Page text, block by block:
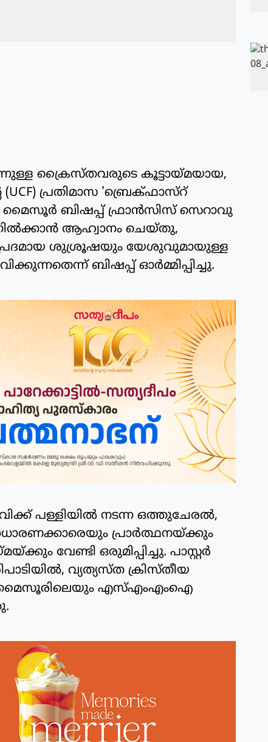
ക്രൈസ്തവരുടെ കൂട്ടായ്മയായ,
പ്രതിമാസ 'ബ്രെക്ഫാസ്റ്
മൈസൂർ ബിഷപ്പ് ഫ്രാൻസിസ് സെറാവു
ആഹ്വാനം ചെയ്തു,
ശുശ്രൂഷയും യേശുവുമായുള്ള
ബിഷപ്പ് ഓർമ്മിപ്പിച്ചു.
പള്ളിയിൽ നടന്ന ഒത്തുചേരൽ,
പ്രാർത്ഥനയ്ക്കും
വേണ്ടി ഒരുമിപ്പിച്ചു. പാസ്റ്റർ
വ്യത്യസ്ത ക്രിസ്തീയ
മൈസൂരിലെയും എസ്എംഎംഐ